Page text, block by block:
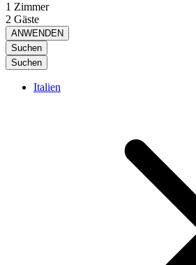
1 Zimmer
2 Gäste
ANWENDEN
Suchen
Suchen
Italien